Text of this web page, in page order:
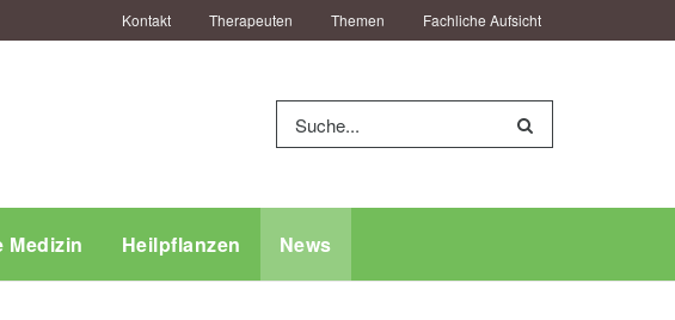
Kontakt Therapeuten Themen Fachliche Aufsicht
Medizin Heilpflanzen News